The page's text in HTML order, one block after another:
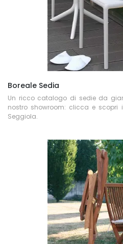
Boreale Sedia
Un ricco catalogo di sedie da
nostro showroom: clicca e scopri
Seggiola.